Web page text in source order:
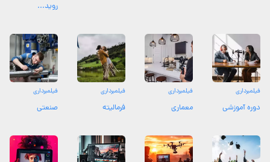
روید...
فیلمبرداری
دوره آموزشی
فیلمبرداری
معماری
فیلمبرداری
فرمالیته
فیلمبرداری
صنعتی